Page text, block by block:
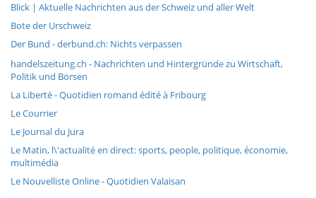
Blick | Aktuelle Nachrichten aus der Schweiz und aller Welt
Bote der Urschweiz
Der Bund - derbund.ch: Nichts verpassen
handelszeitung.ch - Nachrichten und Hintergründe zu Wirtschaft,
Politik und Börsen
La Liberté - Quotidien romand édité à Fribourg
Le Courrier
Le Journal du Jura
Le Matin, l\'actualité en direct: sports, people, politique, économie,
multimédia
Le Nouvelliste Online - Quotidien Valaisan